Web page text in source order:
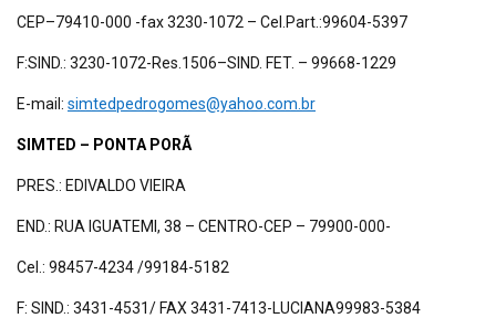
CEP–79410-000 -fax 3230-1072 – Cel.Part.:99604-5397
F:SIND.: 3230-1072-Res.1506–SIND. FET. – 99668-1229
E-mail: simtedpedrogomes@yahoo.com.br
SIMTED – PONTA PORÃ
PRES.: EDIVALDO VIEIRA
END.: RUA IGUATEMI, 38 – CENTRO-CEP – 79900-000-
Cel.: 98457-4234 /99184-5182
F: SIND.: 3431-4531/ FAX 3431-7413-LUCIANA99983-5384